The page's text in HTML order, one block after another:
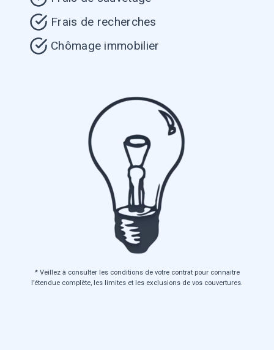
Frais de recherches
Chômage immobilier
* Veillez à consulter les conditions de votre contrat pour connaitre
l’étendue complète, les limites et les exclusions de vos couvertures.